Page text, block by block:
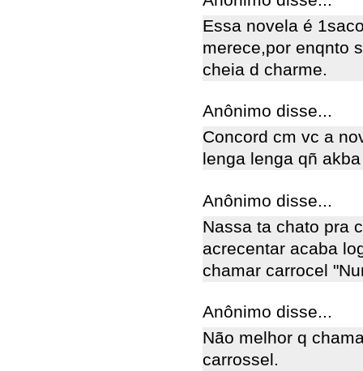
Essa novela é
merece,por enqnto
cheia d charme.
Anônimo disse...
Concord cm vc a
lenga lenga qñ
Anônimo disse...
Nassa ta chato pra
acrecentar acaba
chamar carrocel
Anônimo disse...
Não melhor q
carrossel.